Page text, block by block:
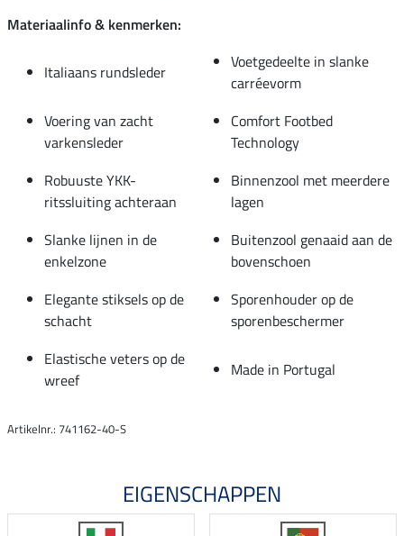
Materiaalinfo & kenmerken:
Italiaans rundsleder
Voetgedeelte in slanke
carréevorm
Voering van zacht
varkensleder
Comfort Footbed
Technology
Robuuste YKK-
ritssluiting achteraan
Binnenzool met meerdere
lagen
Slanke lijnen in de
enkelzone
Buitenzool genaaid aan de
bovenschoen
Elegante stiksels op de
schacht
Sporenhouder op de
sporenbeschermer
Elastische veters op de
wreef
Made in Portugal
Artikelnr.: 741162-40-S
EIGENSCHAPPEN